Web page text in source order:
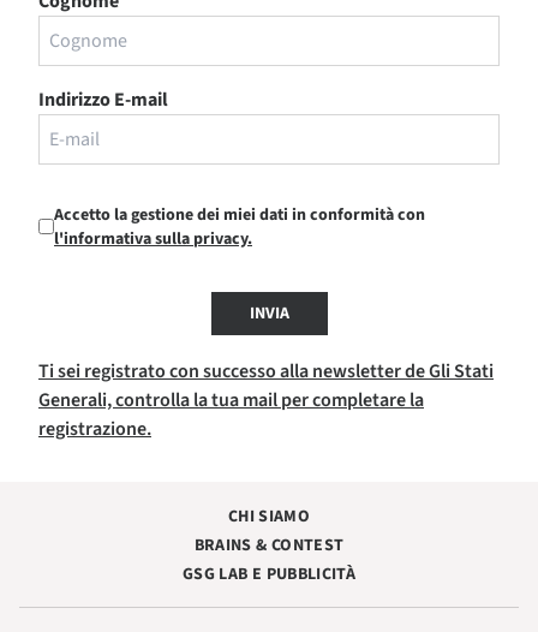
Indirizzo E-mail
Accetto la gestione dei miei dati in conformità con
l'informativa sulla privacy.
INVIA
Ti sei registrato con successo alla newsletter de Gli Stati
Generali, controlla la tua mail per completare la
registrazione.
CHI SIAMO
BRAINS & CONTEST
GSG LAB E PUBBLICITÀ